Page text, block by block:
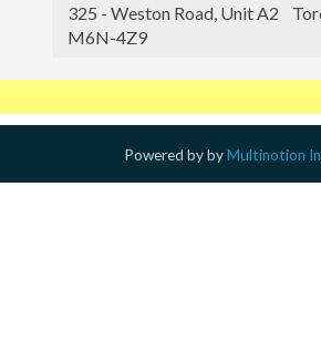
325 - Weston Road, Unit A2
M6N-4Z9
Powered bybyMultinotion